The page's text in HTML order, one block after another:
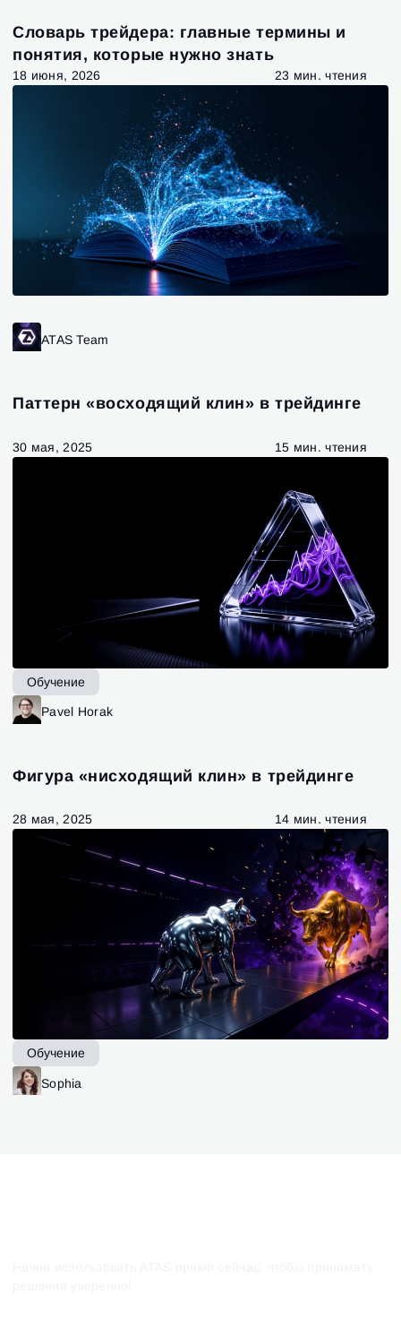
Словарь трейдера: главные термины и
понятия, которые нужно знать
18 июня, 2026 23 мин. чтения
ATAS Team
Паттерн «восходящий клин» в трейдинге
30 мая, 2025 15 мин. чтения
Обучение
Pavel Horak
Фигура «нисходящий клин» в трейдинге
28 мая, 2025 14 мин. чтения
Обучение
Sophia